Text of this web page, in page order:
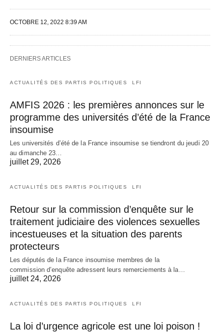
OCTOBRE 12, 2022 8:39 AM
DERNIERS ARTICLES
ACTUALITÉS DES PARTIS POLITIQUES LFI
AMFIS 2026 : les premières annonces sur le
programme des universités d’été de la France
insoumise
Les universités d’été de la France insoumise se tiendront du jeudi 20
au dimanche 23…
juillet 29, 2026
ACTUALITÉS DES PARTIS POLITIQUES LFI
Retour sur la commission d’enquête sur le
traitement judiciaire des violences sexuelles
incestueuses et la situation des parents
protecteurs
Les députés de la France insoumise membres de la
commission d’enquête adressent leurs remerciements à la…
juillet 24, 2026
ACTUALITÉS DES PARTIS POLITIQUES LFI
La loi d’urgence agricole est une loi poison !